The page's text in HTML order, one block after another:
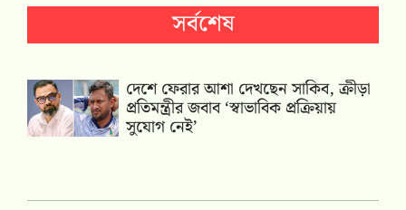
সর্বশেষ
দেশে ফেরার আশা দেখছেন সাকিব, ক্রীড়া
প্রতিমন্ত্রীর জবাব ‘স্বাভাবিক প্রক্রিয়ায়
সুযোগ নেই’